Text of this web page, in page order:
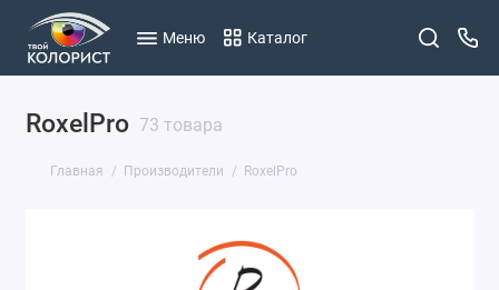
Меню Каталог
RoxelPro 73 товара
Главная Производители RoxelPro